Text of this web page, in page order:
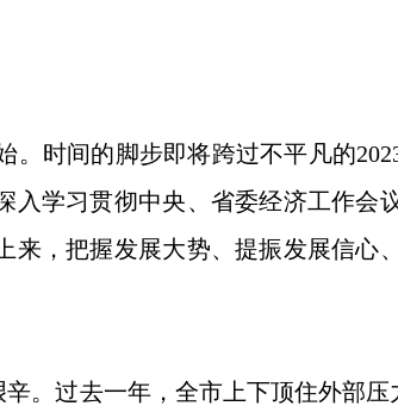
时间的脚步即将跨过不平凡的
入学习贯彻中央、省委经济工作
来，把握发展大势、提振发展信
过去一年，全市上下顶住外部压